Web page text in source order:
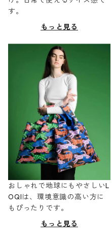
す。
もっと見る
おしゃれで地球にもやさしいL
OQIは、環境意識の高い方に
もぴったりです。
もっと見る